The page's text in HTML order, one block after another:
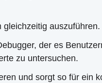
gleichzeitig auszuführen.
der es
zu untersuchen.
und sorgt so für ein